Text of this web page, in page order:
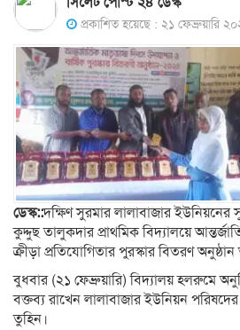
প্রকাশিত হয়েছে : ২১ ফেব্রুয়ারি
ডেস্ক::দক্ষিণ সুরমার লালাবাজার
কুদ্দুছ তালুকদার প্রাথমিক বিদ্যালয়ে
ক্রীড়া প্রতিযোগিতার পুরস্কার বিতরণ
বুধবার (২১ ফেব্রুয়ারি) বিদ্যালয় হলরুমে
বক্তব্য রাখেন লালাবাজার ইউনিয়ন
তুহিন।